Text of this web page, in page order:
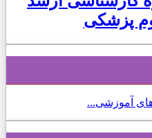
پزشکی
آموزشی...